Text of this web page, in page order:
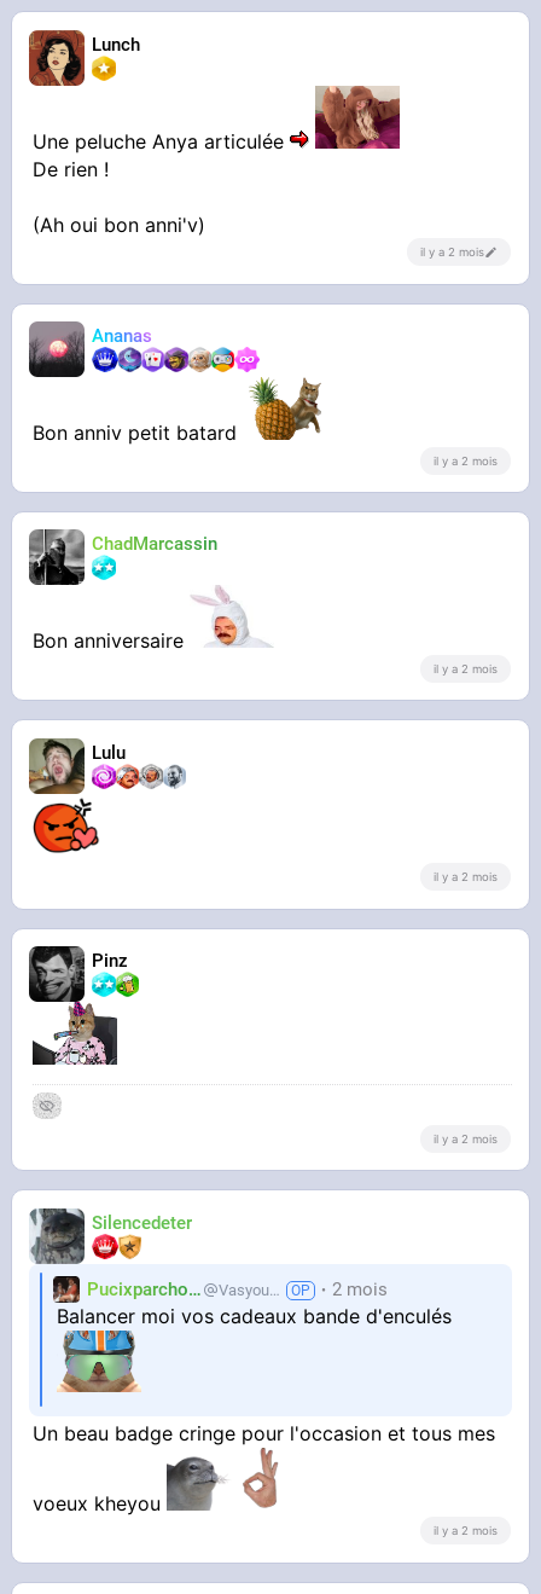
Lunch
Une peluche Anya articulée
De rien !
(Ah oui bon anni'v)
il y a 2 mois
Ananas
Bon anniv petit batard
il y a 2 mois
ChadMarcassin
Bon anniversaire
il y a 2 mois
Lulu
il y a 2 mois
Pinz
il y a 2 mois
Silencedeter
Pucixparchoix Vasyouioui_ 2 mois
Balancer moi vos cadeaux bande d'enculés
Un beau badge cringe pour l'occasion et tous mes
voeux kheyou
il y a 2 mois